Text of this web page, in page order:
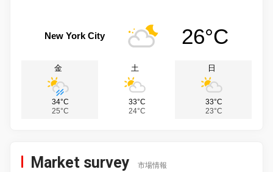
New York City 26°C
金
34°C
25°C
土
33°C
24°C
日
33°C
23°C
Market survey 市場情報